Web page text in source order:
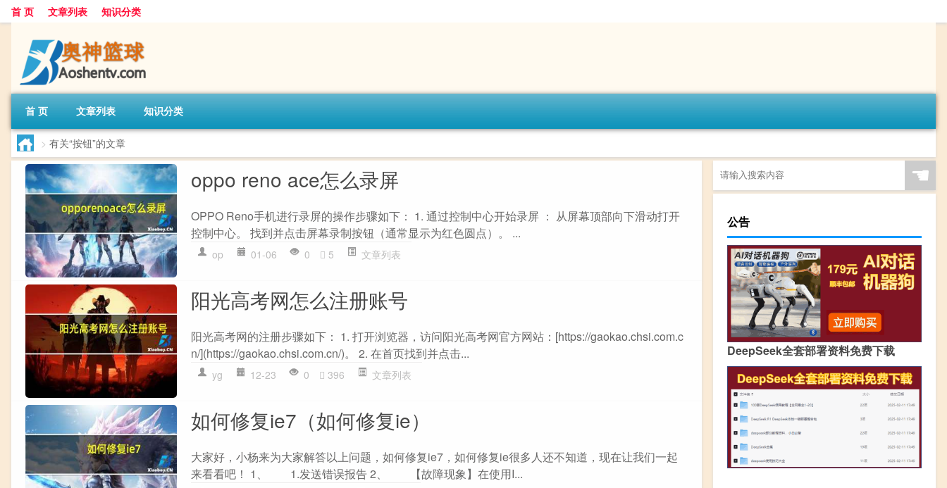
首 页 文章列表 知识分类
首 页 文章列表 知识分类
> 有关“按钮”的文章
oppo reno ace怎么录屏
OPPO Reno手机进行录屏的操作步骤如下： 1. 通过控制中心开始录屏 ： 从屏幕顶部向下滑动打开
控制中心。 找到并点击屏幕录制按钮（通常显示为红色圆点）。 ...
op 01-06 0 5 文章列表
阳光高考网怎么注册账号
阳光高考网的注册步骤如下： 1. 打开浏览器，访问阳光高考网官方网站：[https://gaokao.chsi.com.c
n/](https://gaokao.chsi.com.cn/)。 2. 在首页找到并点击...
yg 12-23 0 396 文章列表
如何修复ie7（如何修复ie）
大家好，小杨来为大家解答以上问题，如何修复ie7，如何修复ie很多人还不知道，现在让我们一起
来看看吧！ 1、 1.发送错误报告 2、 【故障现象】在使用I...
☚
公告
DeepSeek全套部署资料免费下载